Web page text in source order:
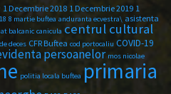
1 Decembrie 2018 1 Decembrie 2019 1
8 martie buftea anduranta ecvestra\ asistenta
balcanic canicula centrul cultural
deces CFR Buftea cod portocaliu COVID-19
persoanelor mos nicolae
politia locala buftea primaria